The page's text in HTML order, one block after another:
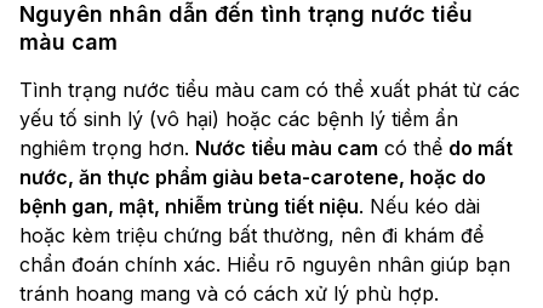
Nguyên nhân dẫn đến tình trạng nước tiểu
màu cam
Tình trạng nước tiểu màu cam có thể xuất phát từ các
yếu tố sinh lý (vô hại) hoặc các bệnh lý tiềm ẩn
nghiêm trọng hơn. Nước tiểu màu cam có thể do mất
nước, ăn thực phẩm giàu beta-carotene, hoặc do
bệnh gan, mật, nhiễm trùng tiết niệu. Nếu kéo dài
hoặc kèm triệu chứng bất thường, nên đi khám để
chẩn đoán chính xác. Hiểu rõ nguyên nhân giúp bạn
tránh hoang mang và có cách xử lý phù hợp.